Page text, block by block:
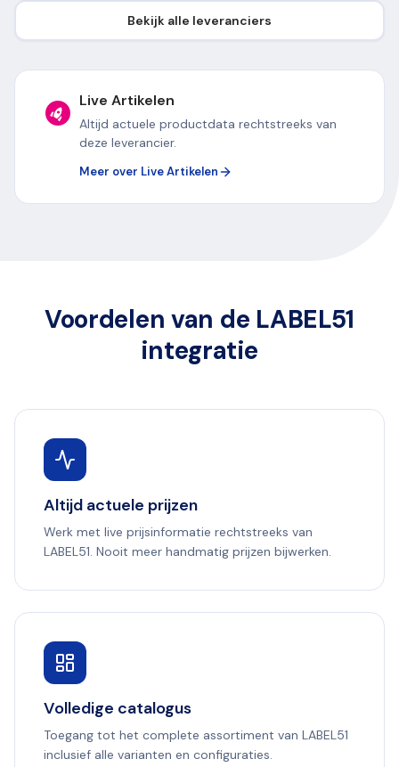
Bekijk alle leveranciers
Live Artikelen
Altijd actuele productdata rechtstreeks van
deze leverancier.
Meer over Live Artikelen
Voordelen van de LABEL51
integratie
Altijd actuele prijzen
Werk met live prijsinformatie rechtstreeks van
LABEL51. Nooit meer handmatig prijzen bijwerken.
Volledige catalogus
Toegang tot het complete assortiment van LABEL51
inclusief alle varianten en configuraties.